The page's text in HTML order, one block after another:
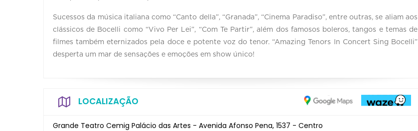
Sucessos da música italiana como “Canto della”, “Granada”, “Cinema Paradiso”, entre outras, se aliam aos
clássicos de Bocelli como “Vivo Per Lei”, “Com Te Partir”, além dos famosos boleros, tangos e temas de
filmes também eternizados pela doce e potente voz do tenor. “Amazing Tenors In Concert Sing Bocelli”
desperta um mar de sensações e emoções em show único!
LOCALIZAÇÃO
Grande Teatro Cemig Palácio das Artes - Avenida Afonso Pena, 1537 - Centro